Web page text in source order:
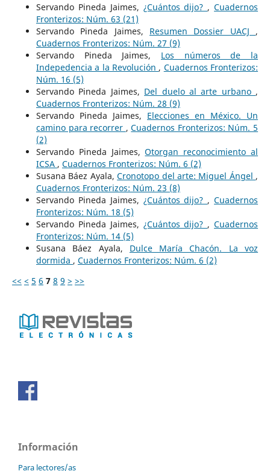
Servando Pineda Jaimes, ¿Cuántos dijo? ,Cuadernos
Fronterizos: Núm. 63 (21)
Servando Pineda Jaimes, Resumen Dossier UACJ ,
Cuadernos Fronterizos: Núm. 27 (9)
Servando Pineda Jaimes, Los números de la
Indepedencia a la Revolución , Cuadernos Fronterizos:
Núm. 16 (5)
Servando Pineda Jaimes, Del duelo al arte urbano ,
Cuadernos Fronterizos: Núm. 28 (9)
Servando Pineda Jaimes, Elecciones en México. Un
camino para recorrer ,Cuadernos Fronterizos: Núm. 5
(2)
Servando Pineda Jaimes,Otorgan reconocimiento al
ICSA , Cuadernos Fronterizos: Núm. 6 (2)
Susana Báez Ayala,Cronotopo del arte: Miguel Ángel ,
Cuadernos Fronterizos: Núm. 23 (8)
Servando Pineda Jaimes, ¿Cuántos dijo? ,Cuadernos
Fronterizos: Núm. 18 (5)
Servando Pineda Jaimes, ¿Cuántos dijo? ,Cuadernos
Fronterizos: Núm. 14 (5)
Susana Báez Ayala, Dulce María Chacón. La voz
dormida , Cuadernos Fronterizos: Núm. 6 (2)
<< < 5 6 7 8 9 > >>
Información
Para lectores/as